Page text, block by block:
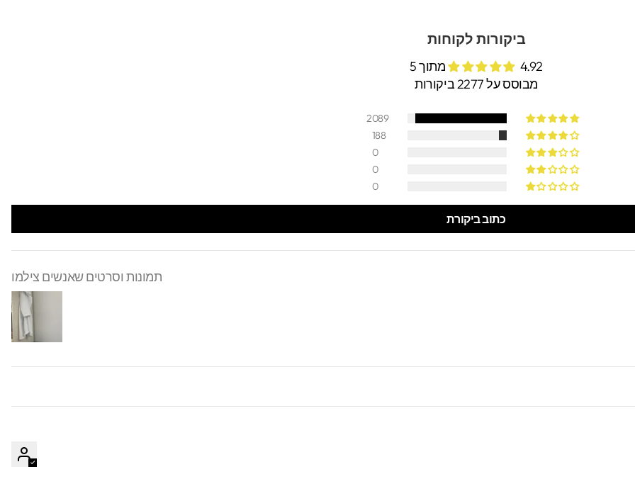
ביקורות לקוחות
4.92 מתוך 5
מבוסס על 2277 ביקורות
2089
188
0
0
0
כתוב ביקורת
תמונות וסרטים שאנשים צילמו